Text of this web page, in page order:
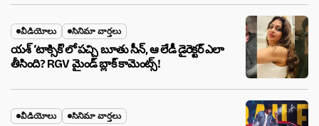
వీడియోలు సినిమా వార్తలు
యశ్ ‘టాక్సిక్’లో పచ్చి బూతు సీన్, ఆ లేడీ డైరెక్టర్ ఎలా
తీసింది? RGV మైండ్ బ్లాక్ కామెంట్స్!
వీడియోలు సినిమా వార్తలు